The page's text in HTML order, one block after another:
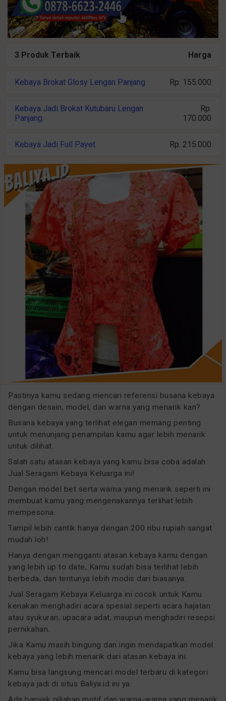
3 Produk Terbaik Harga
Kebaya Brokat Glosy Lengan Panjang Rp. 155.000
Kebaya Jadi Brokat Kutubaru Lengan
Panjang
Rp.
170.000
Kebaya Jadi Full Payet Rp. 215.000
Pastinya kamu sedang mencari referensi busana kebaya
dengan desain, model, dan warna yang menarik kan?
Busana kebaya yang terlihat elegan memang penting
untuk menunjang penampilan kamu agar lebih menarik
untuk dilihat.
Salah satu atasan kebaya yang kamu bisa coba adalah
Jual Seragam Kebaya Keluarga ini!
Dengan model bet serta warna yang menarik seperti ini
membuat kamu yang mengenakannya terlihat lebih
mempesona.
Tampil lebih cantik hanya dengan 200 ribu rupiah sangat
mudah loh!
Hanya dengan mengganti atasan kebaya kamu dengan
yang lebih up to date, Kamu sudah bisa terlihat lebih
berbeda, dan tentunya lebih modis dari biasanya.
Jual Seragam Kebaya Keluarga ini cocok untuk Kamu
kenakan menghadiri acara spesial seperti acara hajatan
atau syukuran, upacara adat, maupun menghadiri resepsi
pernikahan.
Jika Kamu masih bingung dan ingin mendapatkan model
kebaya yang lebih menarik dari atasan kebaya ini.
Kamu bisa langsung mencari model terbaru di kategori
kebaya jadi di situs Baliya.id ini ya.